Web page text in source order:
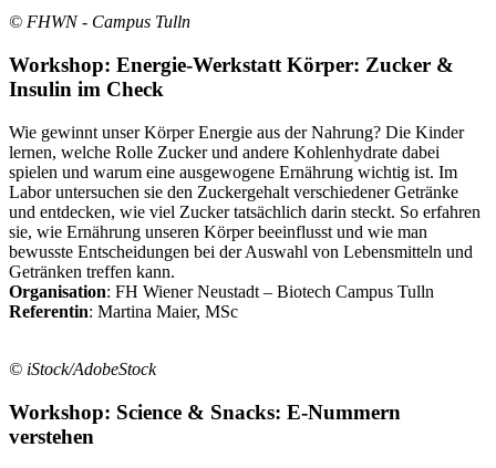
© FHWN - Campus Tulln
Workshop: Energie-Werkstatt Körper: Zucker &
Insulin im Check
Wie gewinnt unser Körper Energie aus der Nahrung? Die Kinder
lernen, welche Rolle Zucker und andere Kohlenhydrate dabei
spielen und warum eine ausgewogene Ernährung wichtig ist. Im
Labor untersuchen sie den Zuckergehalt verschiedener Getränke
und entdecken, wie viel Zucker tatsächlich darin steckt. So erfahren
sie, wie Ernährung unseren Körper beeinflusst und wie man
bewusste Entscheidungen bei der Auswahl von Lebensmitteln und
Getränken treffen kann.
Organisation: FH Wiener Neustadt – Biotech Campus Tulln
Referentin: Martina Maier, MSc
© iStock/AdobeStock
Workshop: Science & Snacks: E-Nummern
verstehen